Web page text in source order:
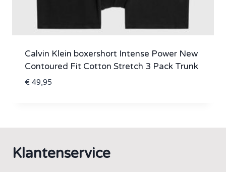
Calvin Klein boxershort Intense Power New
Contoured Fit Cotton Stretch 3 Pack Trunk
€49,95
Klantenservice